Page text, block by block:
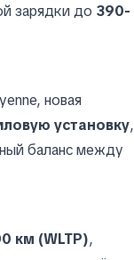
зарядки до 390-
новая
установку,
баланс между
км (WLTP),